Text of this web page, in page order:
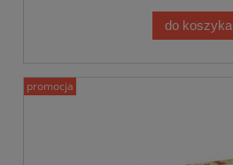
do koszyka
promocja